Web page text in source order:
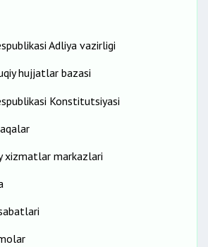
Adliya vazirligi
hujjatlar bazasi
Konstitutsiyasi
xizmatlar markazlari